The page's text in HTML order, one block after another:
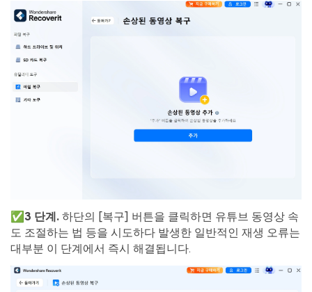
✅3 단계. 하단의 [복구] 버튼을 클릭하면 유튜브 동영상 속
도 조절하는 법 등을 시도하다 발생한 일반적인 재생 오류는
대부분 이 단계에서 즉시 해결됩니다.